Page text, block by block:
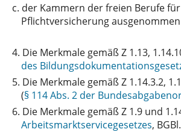
c. der Kammern der freien Berufe
Pflichtversicherung
4. Die Merkmale gemäß Z 1.13,
des
5. Die Merkmale gemäß Z 1.14.3.2,
(§ 114 Abs. 2 der
6. Die Merkmale gemäß Z 1.9 und
Arbeitsmarktservicegesetzes,